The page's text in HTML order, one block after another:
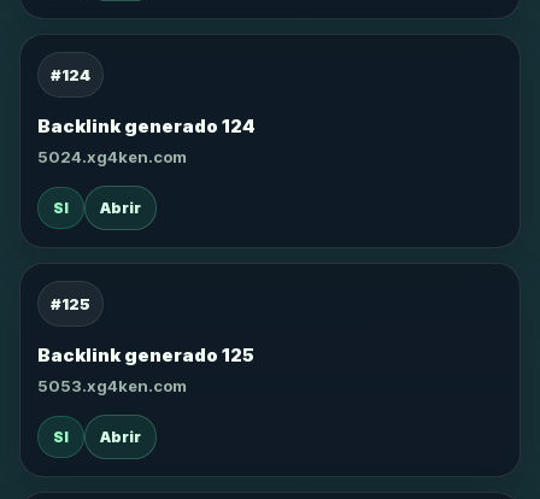
#124
Backlink generado 124
5024.xg4ken.com
SI Abrir
#125
Backlink generado 125
5053.xg4ken.com
SI Abrir